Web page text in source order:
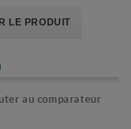
LE PRODUIT
au comparateur